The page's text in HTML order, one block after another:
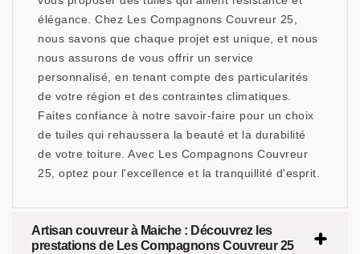
élégance. Chez Les Compagnons Couvreur 25,
nous savons que chaque projet est unique, et nous
nous assurons de vous offrir un service
personnalisé, en tenant compte des particularités
de votre région et des contraintes climatiques.
Faites confiance à notre savoir-faire pour un choix
de tuiles qui rehaussera la beauté et la durabilité
de votre toiture. Avec Les Compagnons Couvreur
25, optez pour l'excellence et la tranquillité d'esprit.
Artisan couvreur à Maiche : Découvrez les
prestations de Les Compagnons Couvreur 25